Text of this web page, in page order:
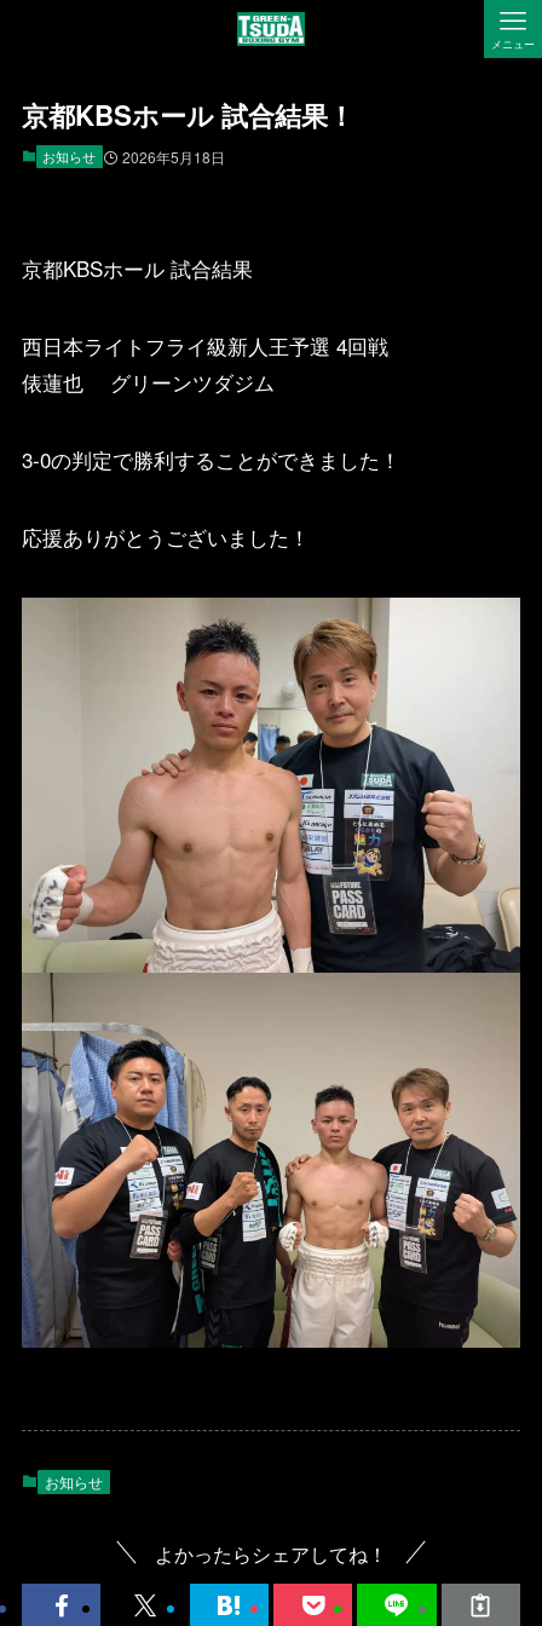
メニュー
京都KBSホール 試合結果！
お知らせ 2026年5月18日
京都KBSホール 試合結果
西日本ライトフライ級新人王予選 4回戦
俵蓮也 グリーンツダジム
3-0の判定で勝利することができました！
応援ありがとうございました！
お知らせ
よかったらシェアしてね！